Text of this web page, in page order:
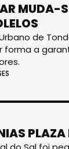
MUDA-
de
forma a
PLAZA